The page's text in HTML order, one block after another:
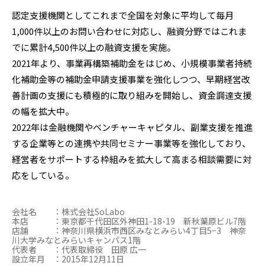
認定支援機関としてこれまで全国を対象に平均して毎月
1,000件以上のお問い合わせに対応し、融資分野ではこれま
でに累計4,500件以上の融資支援を実施。
2021年より、事業再構築補助金をはじめ、小規模事業者持続
化補助金等の補助金申請支援事業を強化しつつ、早期経営改
善計画の支援にも積極的に取り組みを開始し、資金調達支援
の幅を拡大中。
2022年は金融機関やベンチャーキャピタル、副業支援を推進
する企業等との連携や共同セミナー事業等を強化しており、
経営者をサポートする枠組みを拡大して高まる相談需要に対
応をしている。
会社名 ：株式会社SoLabo
本店 ：東京都千代田区外神田1-18-19 新秋葉原ビル7階
店舗 ：神奈川県横浜市西区みなとみらい4丁目5−3 神奈
川大学みなとみらいキャンパス1階
代表者 ：代表取締役 田原 広一
設立年月 ：2015年12月11日